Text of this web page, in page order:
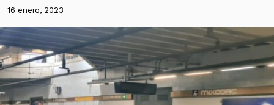
16 enero, 2023